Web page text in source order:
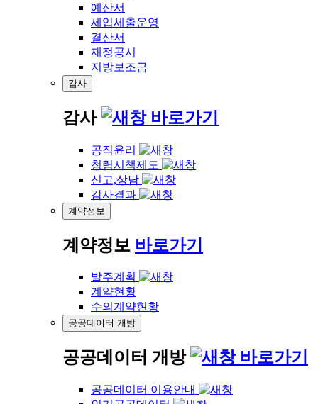
예산서
세입세출운영
결산서
재정공시
지방보조금
감사
감사 바로가기
공직윤리
청렴시책제도
신고,상담
감사결과
계약정보
계약정보 바로가기
발주계획
계약현황
수의계약현황
공공데이터 개방
공공데이터 개방 바로가기
공공데이터 이용안내